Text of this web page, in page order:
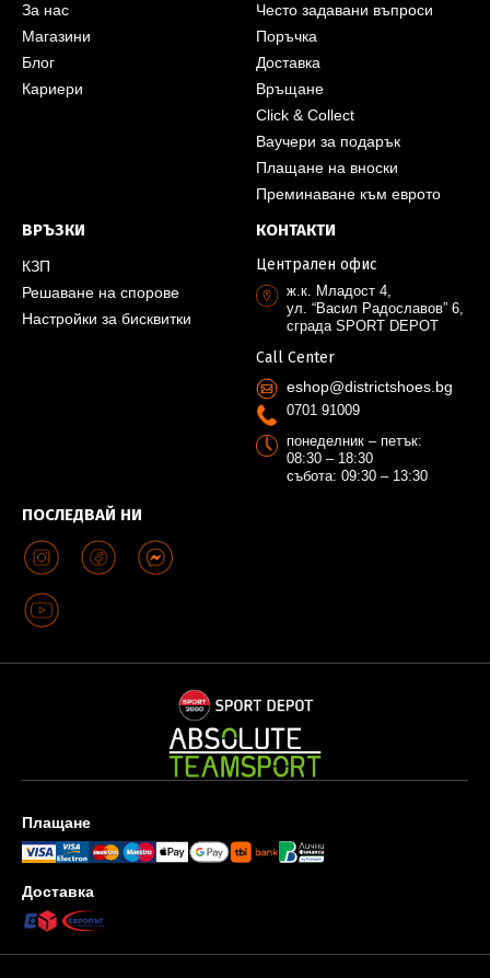
За нас
Магазини
Блог
Кариери
Често задавани въпроси
Поръчка
Доставка
Връщане
Click & Collect
Ваучери за подарък
Плащане на вноски
Преминаване към еврото
ВРЪЗКИ
КЗП
Решаване на спорове
Настройки за бисквитки
ПОСЛЕДВАЙ НИ
КОНТАКТИ
Централен офис
ж.к. Младост 4,
ул. “Васил Радославов” 6,
сграда SPORT DEPOT
Call Center
eshop@districtshoes.bg
0701 91009
понеделник – петък:
08:30 – 18:30
събота: 09:30 – 13:30
Плащане
Доставка